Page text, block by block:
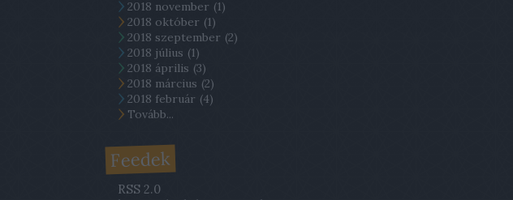
2018 november (1)
2018 október (1)
2018 szeptember (2)
2018 július (1)
2018 április (3)
2018 március (2)
2018 február (4)
Tovább...
Feedek
RSS 2.0